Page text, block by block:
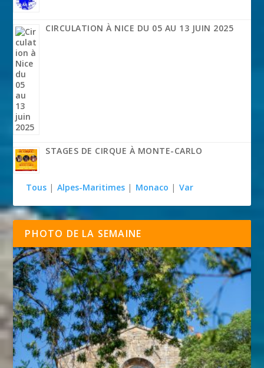
CIRCULATION À NICE DU 05 AU 13 JUIN 2025
STAGES DE CIRQUE À MONTE-CARLO
Tous | Alpes-Maritimes | Monaco | Var
PHOTO DE LA SEMAINE